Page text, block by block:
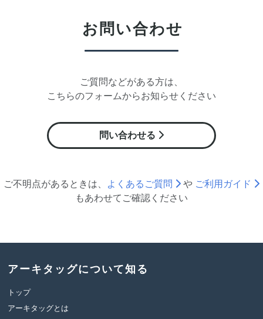
お問い合わせ
ご質問などがある方は、
こちらのフォームからお知らせください
問い合わせる
ご不明点があるときは、 よくあるご質問 や ご利用ガイド
もあわせて ご確認ください
アーキタッグについて知る
トップ
アーキタッグとは